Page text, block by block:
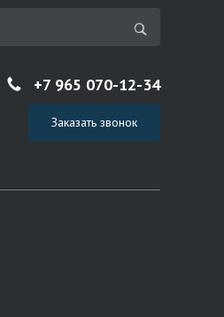
+7 965 070-12-34
Заказать звонок